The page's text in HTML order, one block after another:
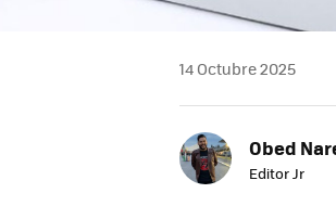
14 Octubre 2025
Obed
Editor Jr